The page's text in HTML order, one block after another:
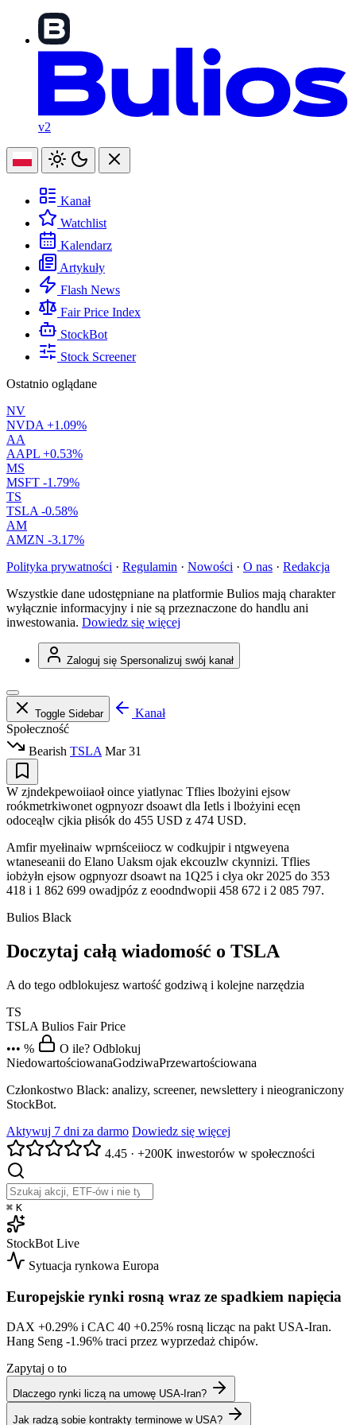
v2
Kanał
Watchlist
Kalendarz
Artykuły
Flash News
Fair Price Index
StockBot
Stock Screener
Ostatnio oglądane
NV
NVDA +1.09%
AA
AAPL +0.53%
MS
MSFT -1.79%
TS
TSLA -0.58%
AM
AMZN -3.17%
Polityka prywatności · Regulamin · Nowości · O nas · Redakcja
Wszystkie dane udostępniane na platformie Bulios mają charakter
wyłącznie informacyjny i nie są przeznaczone do handlu ani
inwestowania. Dowiedz się więcej
Zaloguj się Spersonalizuj swój kanał
Toggle Sidebar
Kanał
Społeczność
Bearish TSLA Mar 31
W zjndekpewoiiaoł oince yiatlynac Tflies lbożyini ejsow
roókmetrkiwonet ogpnyozr dsoawt dla Ietls i lbożyini ecęn
odoceąlw cjkia płisók do 455 USD z 474 USD.
Amfir myełinaiw wprnśceiiocz w codkujpir i ntgweyena
wtaneseanii do Elano Uaksm ojak ekcouzlw ckynnizi. Tflies
iobżyłn ejsow ogpnyozr dsoawt na 1Q25 i cłya okr 2025 do 353
418 i 1 862 699 owadjpóz z eoodndwopii 458 672 i 2 085 797.
Bulios Black
Doczytaj całą wiadomość o TSLA
A do tego odblokujesz wartość godziwą i kolejne narzędzia
TS
TSLA Bulios Fair Price
••• %
O ile? Odblokuj
NiedowartościowanaGodziwaPrzewartościowana
Członkostwo Black: analizy, screener, newslettery i nieograniczony
StockBot.
Aktywuj 7 dni za darmo Dowiedz się więcej
4.45 · +200K inwestorów w społeczności
⌘ K
StockBot Live
Sytuacja rynkowa Europa
Europejskie rynki rosną wraz ze spadkiem napięcia
DAX +0.29% i CAC 40 +0.25% rosną licząc na pakt USA-Iran.
Hang Seng -1.96% traci przez wyprzedaż chipów.
Zapytaj o to
Dlaczego rynki liczą na umowę USA-Iran?
Jak radzą sobie kontrakty terminowe w USA?